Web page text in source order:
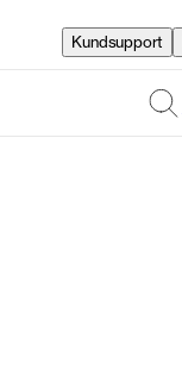
Kundsupport